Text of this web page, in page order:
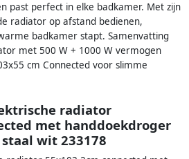
past perfect in elke badkamer. Met zijn
radiator op afstand bedienen,
badkamer stapt. Samenvatting
met 500 W + 1000 W vermogen
cm Connected voor slimme
radiator
met handdoekdroger
wit 233178